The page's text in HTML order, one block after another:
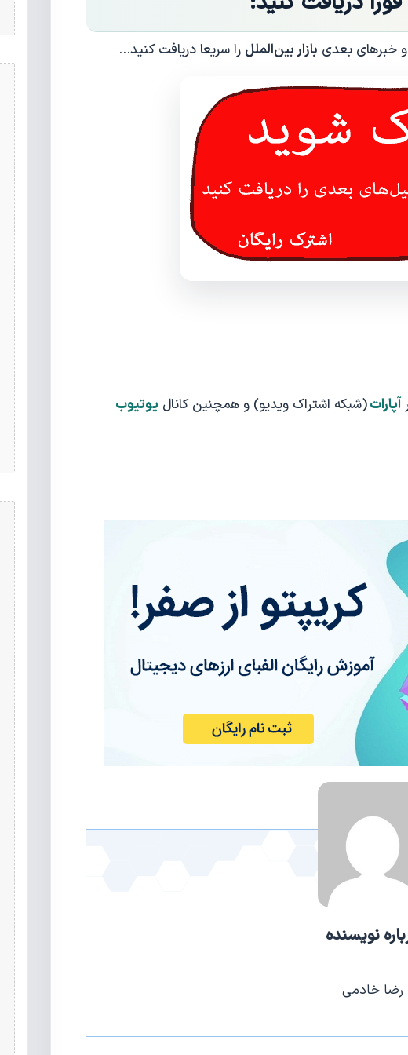
خبرهای بعدی بازار بین‌الملل را سریعا دریافت کنید…
آپارات(شبکه اشتراک ویدیو) و همچنین کانال یوتیوب
نویسنده
رضا خادمی